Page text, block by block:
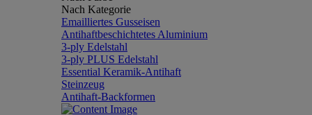
Nach Kategorie
Emailliertes Gusseisen
Antihaftbeschichtetes Aluminium
3-ply Edelstahl
3-ply PLUS Edelstahl
Essential Keramik-Antihaft
Steinzeug
Antihaft-Backformen